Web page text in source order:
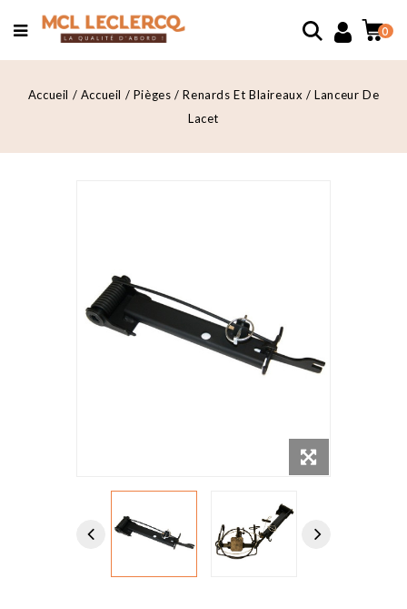
0
Accueil Accueil Pièges Renards Et Blaireaux
Lanceur De
Lacet